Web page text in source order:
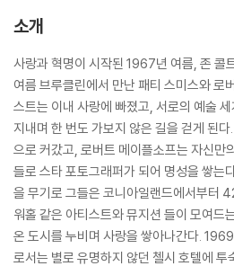
소개
사랑과 혁명이 시작된 1967년 여름, 존 콜
여름 브루클린에서 만난 패티 스미스와 로
스트는 이내 사랑에 빠졌고, 서로의 예술
지내며 한 번도 가보지 않은 길을 걷게 된
으로 커갔고, 로버트 메이플소프는 자신만
들로 스타 포토그래퍼가 되어 명성을 쌓는
을 무기로 그들은 코니아일랜드에서부터
워홀 같은 아티스트와 뮤지션 들이 모여드
온 도시를 누비며 사랑을 쌓아나간다.
로서는 별로 유명하지 않던 첼시 호텔에 투